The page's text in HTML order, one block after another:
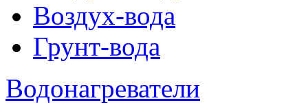
Воздух-вода
Грунт-вода
Водонагреватели